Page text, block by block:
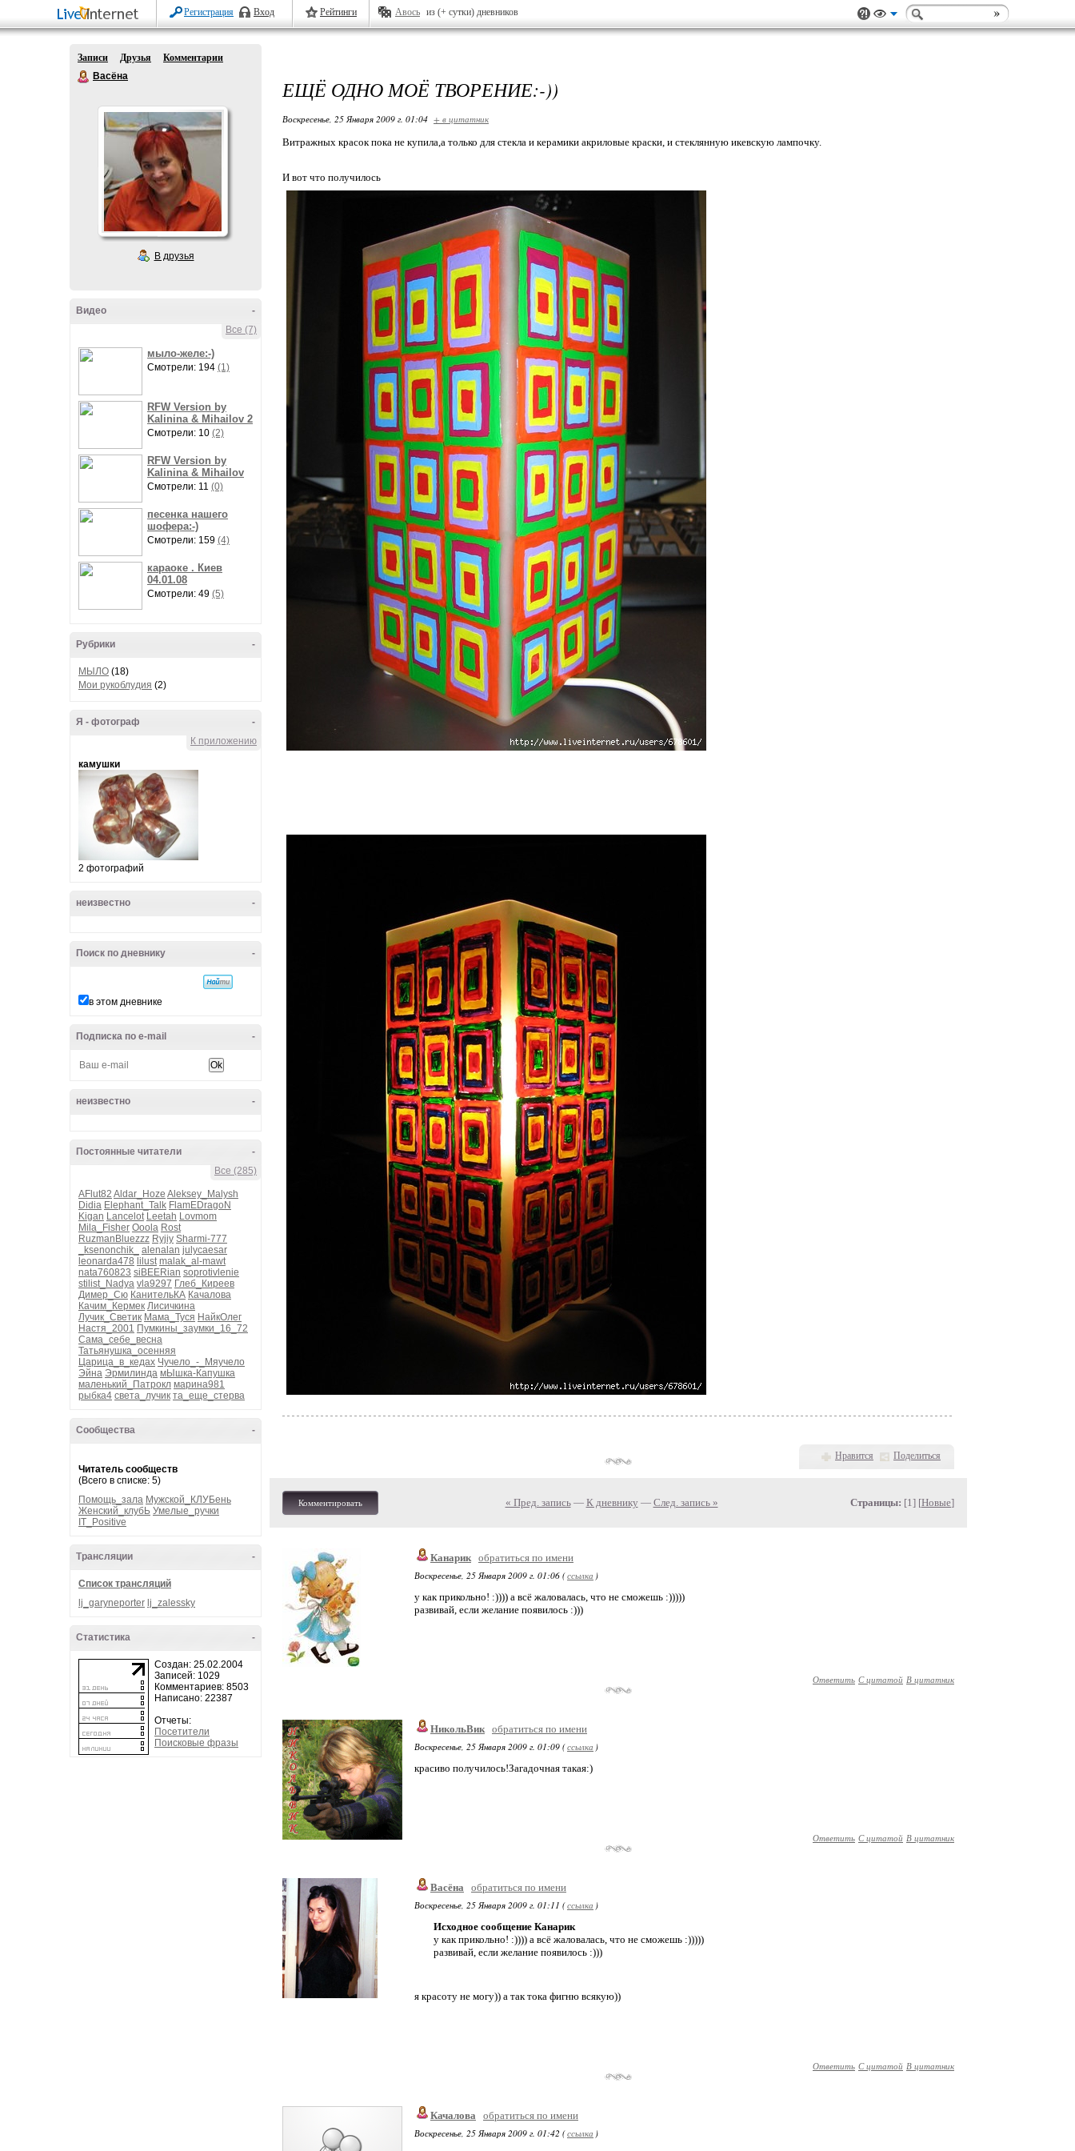
Регистрация Вход Рейтинги Авось из (+ сутки) дневников
Записи Друзья
Комментарии
Васёна
В друзья
-
Видео
Все (7)
мыло-желе:-)
Смотрели: 194 (1)
RFW Version by
Kalinina & Mihailov 2
Смотрели: 10 (2)
RFW Version by
Kalinina & Mihailov
Смотрели: 11 (0)
песенка нашего
шофера:-)
Смотрели: 159 (4)
караоке . Киев
04.01.08
Смотрели: 49 (5)
-
Рубрики
МЫЛО (18)
Мои рукоблудия (2)
-
Я - фотограф
К приложению
камушки
2 фотографий
-
неизвестно
-
Поиск по дневнику
в этом дневнике
-
Подписка по e-mail
-
неизвестно
-
Постоянные читатели
Все (285)
AFlut82 Aldar_Hoze Aleksey_Malysh
Didia Elephant_Talk FlamEDragoN
Kigan Lancelot Leetah Lovmom
Mila_Fisher Ooola Rost
RuzmanBluezzz Ryjiy Sharmi-777
_ksenonchik_
alenalan julycaesar
leonarda478 lilust malak_al-mawt
nata760823 siBEERian soprotivlenie
stilist_Nadya vla9297 Глеб_Киреев
Димер_Сю КанительКА Качалова
Качим_Кермек Лисичкина
Лучик_Светик Мама_Туся НайкОлег
Настя_2001 Пумкины_заумки_16_72
Сама_себе_весна
Татьянушка_осенняя
Царица_в_кедах Чучело_-_Мяучело
Эйна Эрмилинда мЫшка-Капушка
маленький_Патрокл марина981
рыбка4 света_лучик та_еще_стерва
-
Сообщества
Читатель сообществ
(Всего в списке: 5)
Помощь_зала Мужской_КЛУБень
Женский_клубЬ Умелые_ручки
IT_Positive
-
Трансляции
Список трансляций
lj_garyneporter lj_zalessky
-
Статистика
Создан: 25.02.2004
Записей: 1029
Комментариев: 8503
Написано: 22387
Отчеты:
Посетители
Поисковые фразы
ЕЩЁ ОДНО МОЁ ТВОРЕНИЕ:-))
Воскресенье, 25 Января 2009 г. 01:04 + в цитатник
Витражных красок пока не купила,а только для стекла и керамики акриловые краски, и стеклянную икевскую лампочку.
И вот что получилось
Нравится Поделиться
Комментировать « Пред. запись— К дневнику — След. запись » Страницы: [1] [Новые]
Канарик обратиться по имени
Воскресенье, 25 Января 2009 г. 01:06 (ссылка )
у как прикольно! :)))) а всё жаловалась, что не сможешь :)))))
развивай, если желание появилось :)))
Ответить С цитатой В цитатник
НикольВик обратиться по имени
Воскресенье, 25 Января 2009 г. 01:09 (ссылка )
красиво получилось!Загадочная такая:)
Ответить С цитатой В цитатник
Васёна
обратиться по имени
Воскресенье, 25 Января 2009 г. 01:11 (ссылка )
Исходное сообщение Канарик
у как прикольно! :)))) а всё жаловалась, что не сможешь :)))))
развивай, если желание появилось :)))
я красоту не могу)) а так тока фигню всякую))
Ответить С цитатой В цитатник
Качалова
обратиться по имени
Воскресенье, 25 Января 2009 г. 01:42 (ссылка )